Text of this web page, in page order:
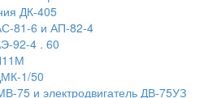
ДК-405
81-6 и АП-82-4
92-4 . 60
1/50
75 и электродвигатель ДВ-75УЗ